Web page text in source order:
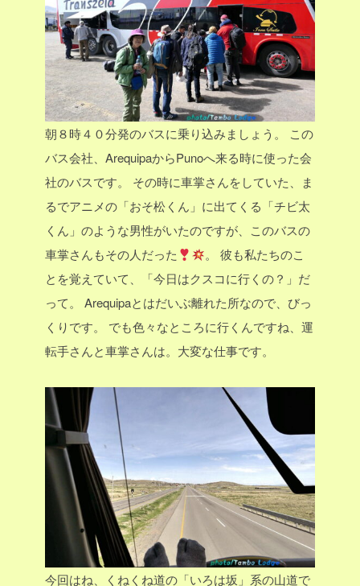
朝８時４０分発のバスに乗り込みましょう。
この
バス会社、ArequipaからPunoへ来る時に使った会
社のバスです。
その時に車掌さんをしていた、ま
るでアニメの「おそ松くん」に出てくる「チビ太
くん」のような男性がいたのですが、このバスの
車掌さんもその人だった
。
彼も私たちのこ
とを覚えていて、「今日はクスコに行くの？」だ
って。
Arequipaとはだいぶ離れた所なので、びっ
くりです。
でも色々なところに行くんですね、運
転手さんと車掌さんは。大変な仕事です。
今回はね、くねくね道の「いろは坂」系の山道で